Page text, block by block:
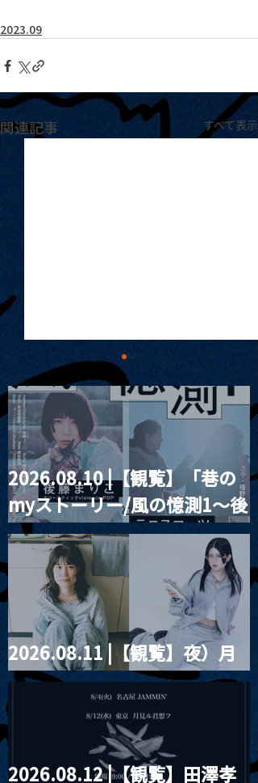
2023.09
関連記事 すべて表示
2023.09.02 |【観覧】舞
踊団バリアージ20周年公
演【月がたり】
2026.08.10 |【観覧】「巷の
myストーリー/風の憶測1～後
藤まりこアコースティック
violence POPとテニスコー
ツ」
2026.08.11 |【観覧】夜）月
見ル君想フpre. Sugar Shock
2026.08.12 |【観覧】田澤孝